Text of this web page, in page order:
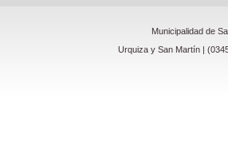
Municipalidad de
Urquiza y San Martín |